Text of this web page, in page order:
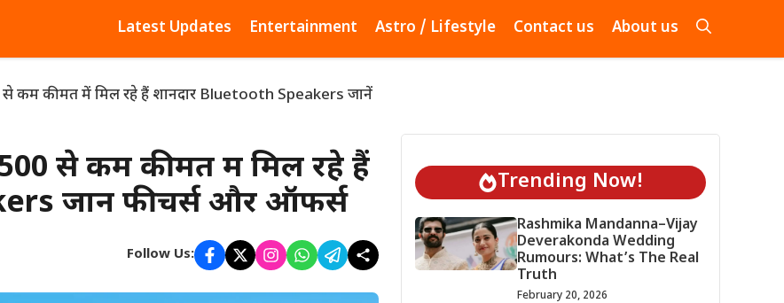
Latest Updates Entertainment Astro / Lifestyle Contact us About us
से कम कीमत में मिल रहे हैं शानदार Bluetooth Speakers जानें
से कम कीमत में मिल रहे हैं
जानें फीचर्स और ऑफर्स
Follow Us:
Trending Now!
Rashmika Mandanna–Vijay
Deverakonda Wedding
Rumours: What’s The Real
Truth
February 20, 2026